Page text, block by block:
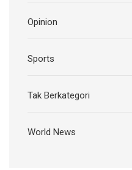
Opinion
Sports
Tak Berkategori
World News